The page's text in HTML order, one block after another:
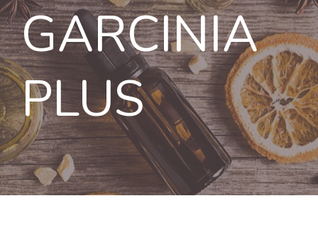
GARCINIA
PLUS